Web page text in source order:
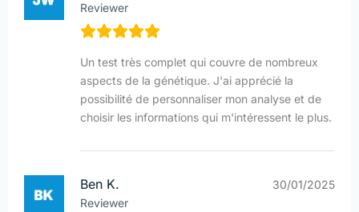
Reviewer
Un test très complet qui couvre de nombreux
aspects de la génétique. J'ai apprécié la
possibilité de personnaliser mon analyse et de
choisir les informations qui m'intéressent le plus.
Ben K.
Reviewer
30/01/2025